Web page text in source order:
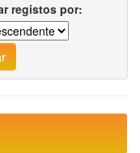
registos por: